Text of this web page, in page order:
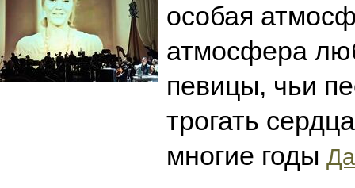
особая
атмосфера
певицы, чьи
трогать
многие годы